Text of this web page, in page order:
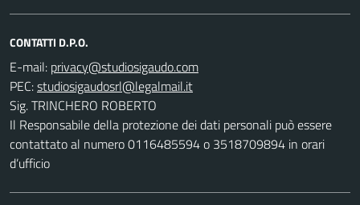
CONTATTI D.P.O.
E-mail:
PEC:
Sig. TRINCHERO ROBERTO
Il Responsabile della protezione dei dati personali può essere
contattato al numero 0116485594 o 3518709894 in orari
d’ufficio